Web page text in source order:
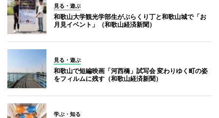
見る・遊ぶ
和歌山大学観光学部生がぶらくり丁と和歌山城で「お
月見イベント」（和歌山経済新聞）
見る・遊ぶ
和歌山で短編映画「河西橋」試写会 変わりゆく町の姿
をフィルムに残す（和歌山経済新聞）
学ぶ・知る